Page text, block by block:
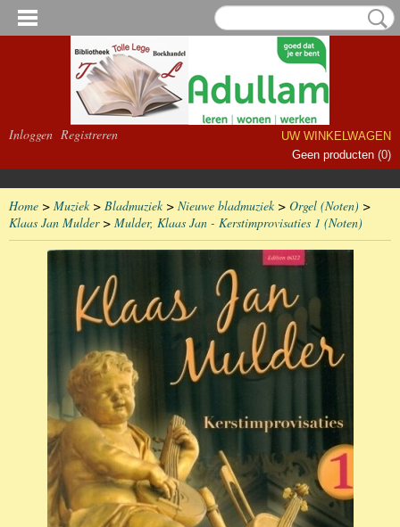
Inloggen Registreren
UW WINKELWAGEN
Geen producten (0)
Home > Muziek> Bladmuziek> Nieuwe bladmuziek> Orgel (Noten) >
Klaas Jan Mulder> Mulder, Klaas Jan - Kerstimprovisaties 1 (Noten)